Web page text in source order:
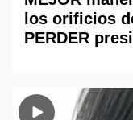
los orificios
PERDER